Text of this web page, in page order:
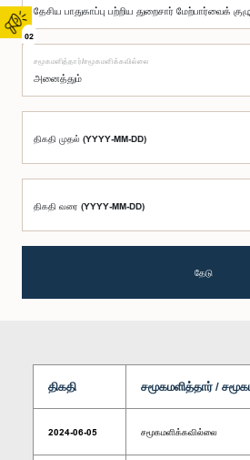
02
சமூகமளித்தார்/சமூகமளிக்கவில்லை
திகதி முதல் (YYYY-MM-DD)
திகதி வரை (YYYY-MM-DD)
தேடு
திகதி சமூகமளித்தார் /
2024-06-05 சமூகமளிக்கவில்லை